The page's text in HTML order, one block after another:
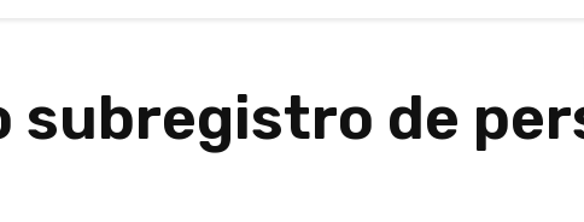
subregistro de